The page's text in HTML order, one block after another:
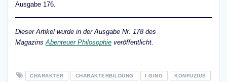
Ausgabe 176.
Dieser Artikel wurde in der Ausgabe Nr. 178 des
MagazinsAbenteuer Philosophie veröffentlicht.
CHARAKTER CHARAKTERBILDUNG I GING
KONFUZIUS